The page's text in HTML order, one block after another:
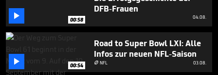
14
seconds
 00:58
DFB-Frauen
04.08.
 00:54
Road to Super Bowl LXI: Alle
Infos zur neuen NFL-Saison
 NFL 03.08.